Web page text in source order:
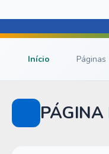
Início Páginas